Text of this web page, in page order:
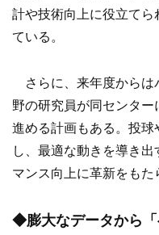
計や技術向上に役立てら
ている。
さらに、来年度からは
野の研究員が同センタ
進める計画もある。投球
し、最適な動きを導き
マンス向上に革新をもた
◆膨大なデータから